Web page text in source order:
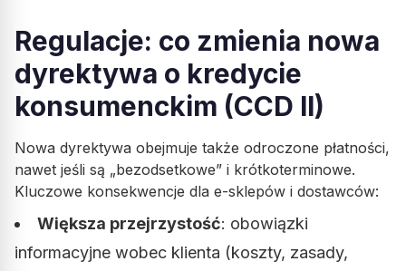
Regulacje: co zmienia nowa
dyrektywa o kredycie
konsumenckim (CCD II)
Nowa dyrektywa obejmuje także odroczone płatności,
nawet jeśli są „bezodsetkowe” i krótkoterminowe.
Kluczowe konsekwencje dla e-sklepów i dostawców:
Większa przejrzystość: obowiązki
informacyjne wobec klienta (koszty, zasady,